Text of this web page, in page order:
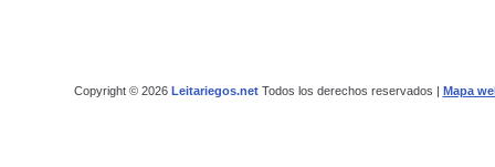
Copyright © 2026 Leitariegos.netTodos los derechos reservados | Mapa